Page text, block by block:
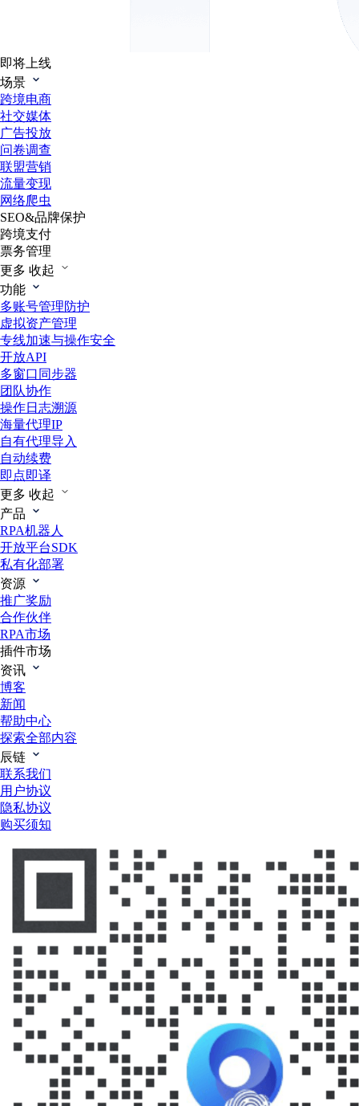
即将上线
场景
跨境电商
社交媒体
广告投放
问卷调查
联盟营销
流量变现
网络爬虫
SEO&品牌保护
跨境支付
票务管理
更多 收起
功能
多账号管理防护
虚拟资产管理
专线加速与操作安全
开放API
多窗口同步器
团队协作
操作日志溯源
海量代理IP
自有代理导入
自动续费
即点即译
更多 收起
产品
RPA机器人
开放平台SDK
私有化部署
资源
推广奖励
合作伙伴
RPA市场
插件市场
资讯
博客
新闻
帮助中心
探索全部内容
辰链
联系我们
用户协议
隐私协议
购买须知